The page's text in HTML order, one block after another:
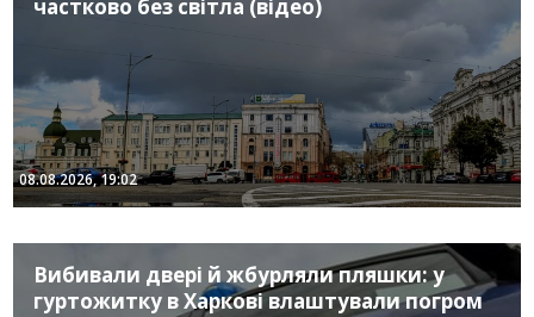
частково без світла (відео)
08.08.2026, 19:02
Вибивали двері й жбурляли пляшки: у
гуртожитку в Харкові влаштували погром